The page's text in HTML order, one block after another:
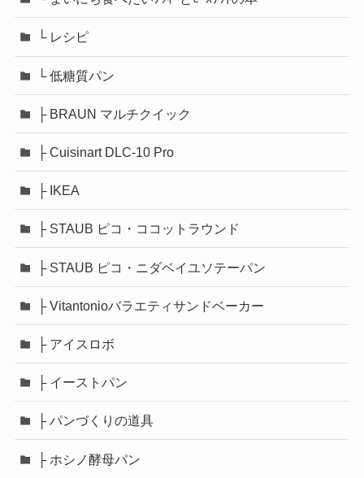
└ レシピ
└ 低糖質パン
├ BRAUN マルチクイック
├ Cuisinart DLC-10 Pro
├ IKEA
├ STAUB ピコ・ココットラウンド
├ STAUB ピコ・ニダベイユソテーパン
├ Vitantonioバラエティサンドベーカー
├ アイスロボ
├ イーストパン
├ パンづくりの道具
├ ホシノ酵母パン